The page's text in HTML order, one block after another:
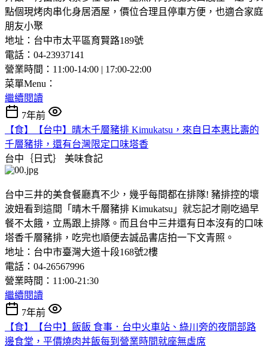
點個現烤肉串化身居酒屋，價位合理且停車方便，也適合家庭
朋友小聚
地址：台中市太平區育賢路189號
電話：04-23937141
營業時間：11:00-14:00 | 17:00-22:00
菜單Menu：
繼續閱讀
7年前
【食】【台中】晴木千層豬排 Kimukatsu，來自日本惠比壽的
千層豬排，還有台灣限定口味塔香
台中｛日式｝ 美味食記
台中三井的美食餐廳真不少，幾乎每間都在排隊! 豬排控的壞
波妞看到這間「晴木千層豬排 Kimukatsu」就忘記才剛吃過早
餐不太餓，立馬跟上排隊。而且台中三井還有日本沒有的口味
塔香千層豬排，吃完也順便去誠品書店拍一下文青照。
地址：台中市臺灣大道十段168號2樓
電話：04-26567996
營業時間：11:00-21:30
繼續閱讀
7年前
【食】【台中】飯飯 食事．台中火車站、綠川旁的夜間部路
邊食堂，平價燒肉丼飯每到營業時間就座無虛席